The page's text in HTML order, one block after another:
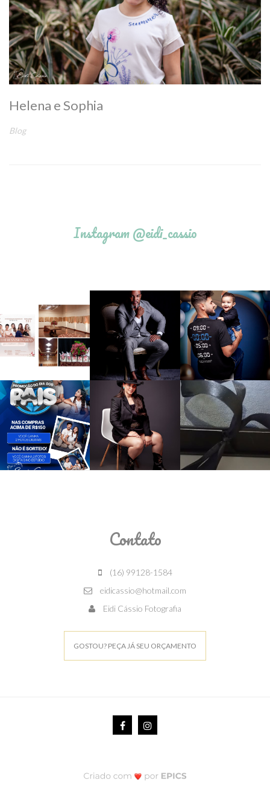
Helena e Sophia
Blog
Instagram @eidi_cassio
Contato
(16) 99128-1584
eidicassio@hotmail.com
Eidi Cássio Fotografia
GOSTOU? PEÇA JÁ SEU ORÇAMENTO